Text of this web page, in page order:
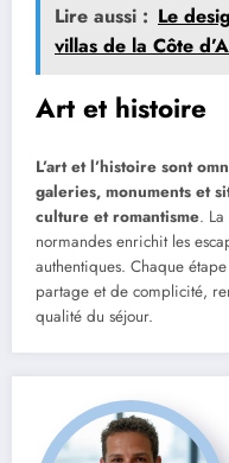
Lire aussi : Le
villas de la Côte
Art et histoire
L’art et l’histoire sont
galeries, monuments et
culture et romantisme.
normandes enrichit les
authentiques. Chaque
partage et de complicité,
qualité du séjour.